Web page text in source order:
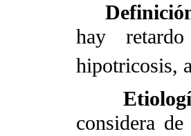
hay
hipotricosis,
considera